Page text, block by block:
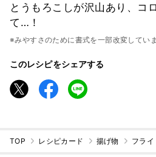
とうもろこしが沢山あり、コ
て…！
※みやすさのために書式を一部改変していま
このレシピをシェアする
TOP レシピカード 揚げ物 フライ